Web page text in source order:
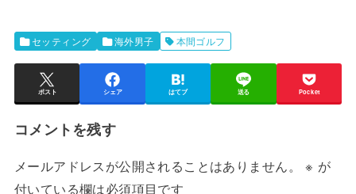
セッティング 海外男子 本間ゴルフ
ポスト シェア はてブ 送る Pocket
コメントを残す
メールアドレスが公開されることはありません。 ※ が
付いている欄は必須項目です